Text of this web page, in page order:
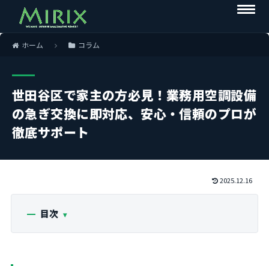
ホーム コラム
世田谷区で家主の方必見！業務用空調設備
の急ぎ交換に即対応、安心・信頼のプロが
徹底サポート
2025.12.16
目次